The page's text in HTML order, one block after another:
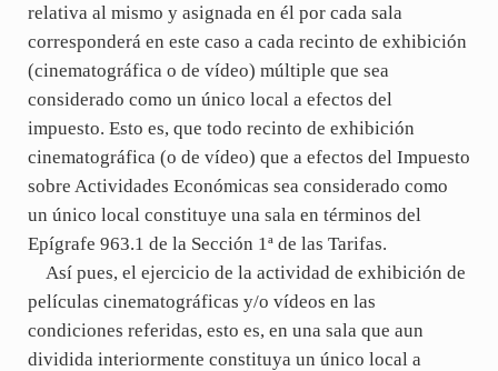
relativa al mismo y asignada en él por cada sala
corresponderá en este caso a cada recinto de exhibición
(cinematográfica o de vídeo) múltiple que sea
considerado como un único local a efectos del
impuesto. Esto es, que todo recinto de exhibición
cinematográfica (o de vídeo) que a efectos del Impuesto
sobre Actividades Económicas sea considerado como
un único local constituye una sala en términos del
Epígrafe 963.1 de la Sección 1ª de las Tarifas.
Así pues, el ejercicio de la actividad de exhibición de
películas cinematográficas y/o vídeos en las
condiciones referidas, esto es, en una sala que aun
dividida interiormente constituya un único local a